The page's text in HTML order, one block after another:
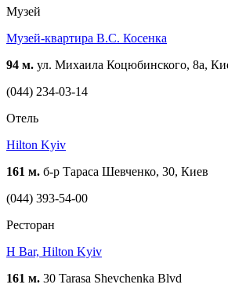
Музей
Музей-квартира В.С. Косенка
94 м. ул. Михаила Коцюбинского, 8а,
(044) 234-03-14
Отель
Hilton Kyiv
161 м. б-р Тараса Шевченко, 30, Киев
(044) 393-54-00
Ресторан
H Bar, Hilton Kyiv
161 м. 30 Tarasa Shevchenka Blvd